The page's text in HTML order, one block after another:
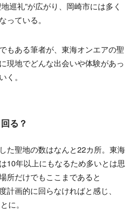
巡礼”が広がり、岡崎市には多く
っている。
もある筆者が、東海オンエアの聖
現地でどんな出会いや体験があっ
く。
る？
た聖地の数はなんと22カ所。東海
10年以上にもなるため多いとは思
所だけでもここまであると
画的に回らなければと感じ、
に。